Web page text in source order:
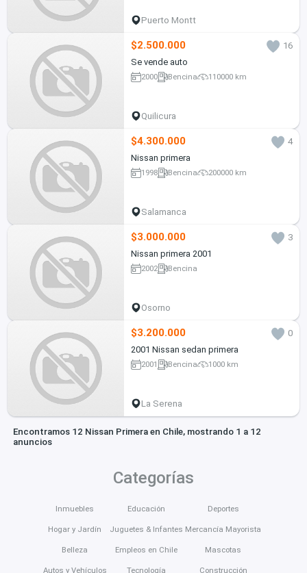
Puerto Montt
$2.500.000
16
Se vende auto
2000 Bencina 110000 km
Quilicura
$4.300.000
4
Nissan primera
1998 Bencina 200000 km
Salamanca
$3.000.000
3
Nissan primera 2001
2002 Bencina
Osorno
$3.200.000
0
2001 Nissan sedan primera
2001 Bencina 1000 km
La Serena
Encontramos 12 Nissan Primera en Chile, mostrando 1 a 12
anuncios
Categorías
Inmuebles
Hogar y Jardín
Belleza
Autos y Vehículos
Educación
Juguetes & Infantes
Empleos en Chile
Tecnología
Deportes
Mercancía Mayorista
Mascotas
Construcción